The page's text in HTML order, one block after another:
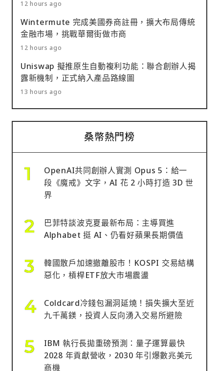
12 hours ago
Wintermute 完成美國券商註冊，擴大布局傳統
金融市場，挑戰華爾街做市商
12 hours ago
Uniswap 擬推原生自動複利功能：聯合創辦人揭
露新機制，正式納入產品路線圖
13 hours ago
桑幣熱門榜
OpenAI共同創辦人實測 Opus 5：給一
段《魔戒》文字，AI 花 2 小時打造 3D 世
界
巴菲特談波克夏最新布局：主導買進
Alphabet 挺 AI、仍看好蘋果長期價值
韓國散戶加速撤離股市！KOSPI 交易結構
惡化，槓桿ETF放大市場震盪
Coldcard冷錢包漏洞延燒！損失擴大至近
九千萬鎂，投資人反向湧入交易所避險
IBM 執行長拋重磅預測：量子運算最快
2028 年貢獻營收，2030 年引爆數兆美元
商機